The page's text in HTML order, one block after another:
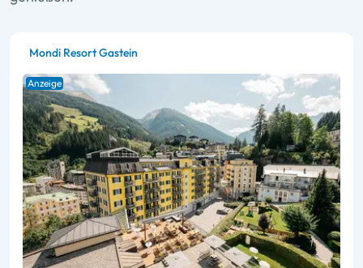
Mondi Resort Gastein
Anzeige